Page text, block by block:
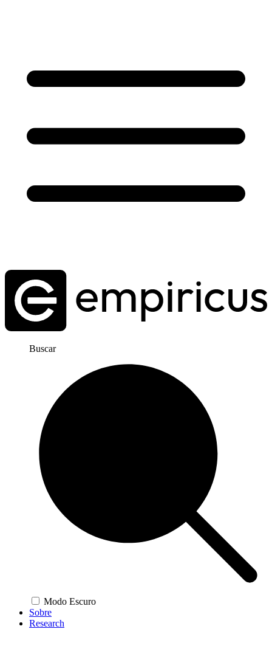
Buscar
Modo Escuro
Sobre
Research